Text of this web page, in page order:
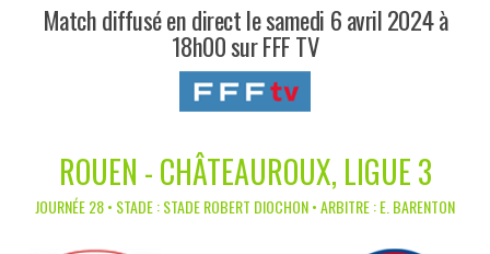
Match diffusé en direct le samedi 6 avril 2024 à
18h00 sur FFF TV
ROUEN - CHÂTEAUROUX, LIGUE 3
JOURNÉE 28 • STADE : STADE ROBERT DIOCHON • ARBITRE : E. BARENTON